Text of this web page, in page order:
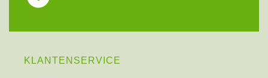
KLANTENSERVICE